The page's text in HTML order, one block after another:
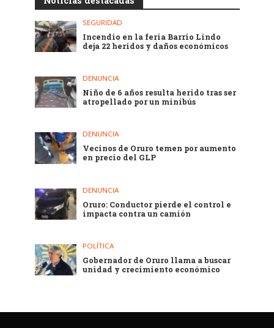
SEGURIDAD
Incendio en la feria Barrio Lindo
deja 22 heridos y daños económicos
DENUNCIA
Niño de 6 años resulta herido tras ser
atropellado por un minibús
DENUNCIA
Vecinos de Oruro temen por aumento
en precio del GLP
DENUNCIA
Oruro: Conductor pierde el control e
impacta contra un camión
POLÍTICA
Gobernador de Oruro llama a buscar
unidad y crecimiento económico